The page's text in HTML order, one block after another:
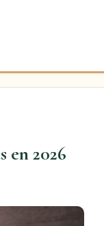
en 2026